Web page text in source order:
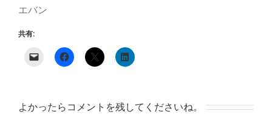
エバン
共有:
よかったらコメントを残してくださいね。